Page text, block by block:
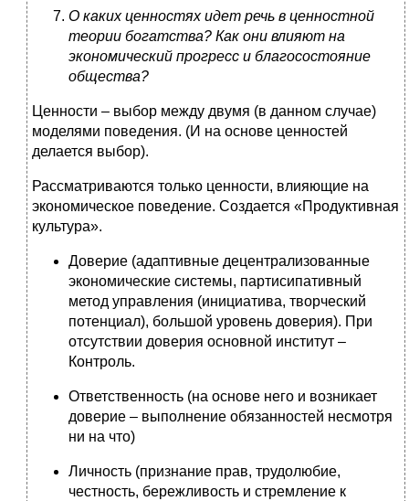
О каких ценностях идет речь в ценностной
теории богатства? Как они влияют на
экономический прогресс и благосостояние
общества?
Ценности – выбор между двумя (в данном случае)
моделями поведения. (И на основе ценностей
делается выбор).
Рассматриваются только ценности, влияющие на
экономическое поведение. Создается «Продуктивная
культура».
Доверие (адаптивные децентрализованные
экономические системы, партисипативный
метод управления (инициатива, творческий
потенциал), большой уровень доверия). При
отсутствии доверия основной институт –
Контроль.
Ответственность (на основе него и возникает
доверие – выполнение обязанностей несмотря
ни на что)
Личность (признание прав, трудолюбие,
честность, бережливость и стремление к